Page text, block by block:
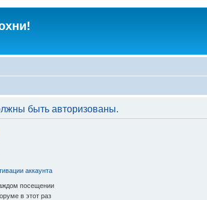
быть авторизованы.
аккаунта
посещении
в этот раз